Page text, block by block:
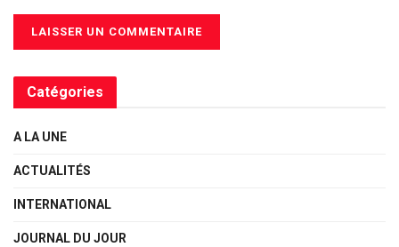
Catégories
A LA UNE
ACTUALITÉS
INTERNATIONAL
JOURNAL DU JOUR